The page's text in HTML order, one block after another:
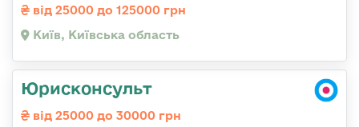
від 25000 до 125000 грн
Київ, Київська область
Юрисконсульт
від 25000 до 30000 грн